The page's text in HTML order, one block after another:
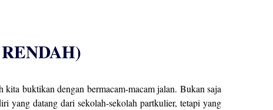
buktikan dengan bermacam-macam jalan. Bukan saja
yang datang dari sekolah-sekolah partkulier, tetapi yang